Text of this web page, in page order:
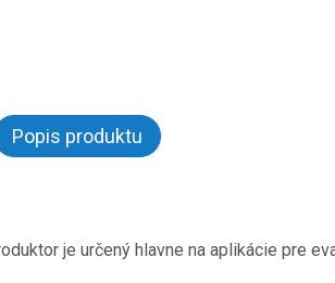
Popis produktu
je určený hlavne na aplikácie pre